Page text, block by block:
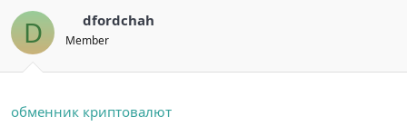
D dfordchah
Member
обменник криптовалют